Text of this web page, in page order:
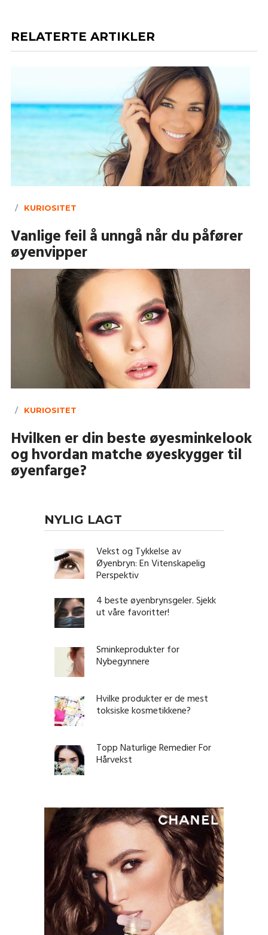
RELATERTE ARTIKLER
KURIOSITET
Vanlige feil å unngå når du påfører
øyenvipper
KURIOSITET
Hvilken er din beste øyesminkelook
og hvordan matche øyeskygger til
øyenfarge?
NYLIG LAGT
Vekst og Tykkelse av
Øyenbryn: En Vitenskapelig
Perspektiv
4 beste øyenbrynsgeler. Sjekk
ut våre favoritter!
Sminkeprodukter for
Nybegynnere
Hvilke produkter er de mest
toksiske kosmetikkene?
Topp Naturlige Remedier For
Hårvekst